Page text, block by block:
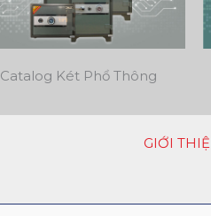
Catalog Két Phổ Thông
GIỚI